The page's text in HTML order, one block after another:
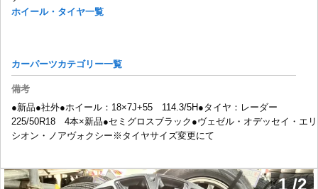
ホイール・タイヤ一覧
カーパーツカテゴリー一覧
備考
●新品●社外●ホイール：18×7J+55 114.3/5H●タイヤ：レーダー
225/50R18 4本×新品●セミグロスブラック●ヴェゼル・オデッセイ・エリ
シオン・ノアヴォクシー※タイヤサイズ変更にて
1/2